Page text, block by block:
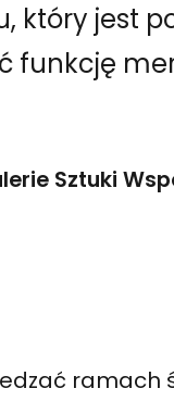
który jest
funkcję
Sztuki
ramach